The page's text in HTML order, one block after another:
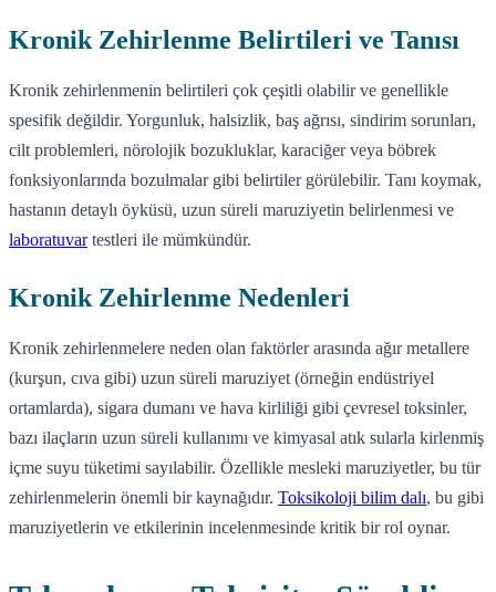
Kronik Zehirlenme Belirtileri ve Tanısı
Kronik zehirlenmenin belirtileri çok çeşitli olabilir ve genellikle
spesifik değildir. Yorgunluk, halsizlik, baş ağrısı, sindirim sorunları,
cilt problemleri, nörolojik bozukluklar, karaciğer veya böbrek
fonksiyonlarında bozulmalar gibi belirtiler görülebilir. Tanı koymak,
hastanın detaylı öyküsü, uzun süreli maruziyetin belirlenmesi ve
laboratuvartestleri ile mümkündür.
Kronik Zehirlenme Nedenleri
Kronik zehirlenmelere neden olan faktörler arasında ağır metallere
(kurşun, cıva gibi) uzun süreli maruziyet (örneğin endüstriyel
ortamlarda), sigara dumanı ve hava kirliliği gibi çevresel toksinler,
bazı ilaçların uzun süreli kullanımı ve kimyasal atık sularla kirlenmiş
içme suyu tüketimi sayılabilir. Özellikle mesleki maruziyetler, bu tür
zehirlenmelerin önemli bir kaynağıdır. Toksikoloji bilim dalı, bu gibi
maruziyetlerin ve etkilerinin incelenmesinde kritik bir rol oynar.